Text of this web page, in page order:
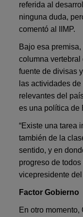
referida al
ninguna duda,
comentó al IIMP.
Bajo esa
columna
fuente de divisas
las actividades
relevantes del
es una política de
“Existe una tarea
también de la
sentido, y en
progreso de todos
vicepresidente del
Factor Gobierno
En otro momento,